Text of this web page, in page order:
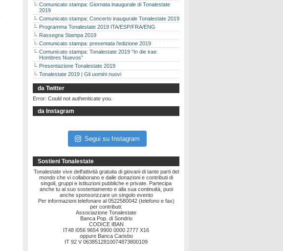
Comunicato stampa: Giornata inaugurale di Tonalestate
2019
Comunicato stampa: Concerto inaugurale Tonalestate 2019
Programma Tonalestate 2019 ITA/ESP/FRA/ENG
Rassegna Stampa 2019
Comunicato stampa: presentata l’edizione 2019
Comunicato stampa: Tonalestate 2019 “In die irae:
Hombres Nuevos”
Presentazione Tonalestate 2019
Tonalestate 2019 | Gli uomini nuovi
da Twitter
Error: Could not authenticate you.
da Instagram
Segui su Instagram
Sostieni Tonalestate
Tonalestate vive dell'attività gratuita di giovani di tante parti del
mondo che vi collaborano e dalle donazioni e contributi di
singoli, gruppi e istituzioni pubbliche e private. Partecipa
anche tu al suo sostentamento e alla sua continuità, puoi
anche sponsorizzare un singolo evento
Per informazioni telefonare al 0522580042 (telefono e fax)
per contributi:
Associazione Tonalestate
Banca Pop. di Sondrio
CODICE IBAN
IT48 I056 9654 9900 0000 2777 X16
oppure Banca Carisbo
IT 92 V 0638512810074873800109